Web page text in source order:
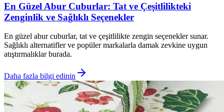
En Güzel Abur Cuburlar: Tat ve Çeşitlilikteki
Zenginlik ve Sağlıklı Seçenekler
En güzel abur cuburlar, tat ve çeşitlilikte zengin seçenekler sunar.
Sağlıklı alternatifler ve popüler markalarla damak zevkine uygun
atıştırmalıklar burada.
Daha fazla bilgi edinin